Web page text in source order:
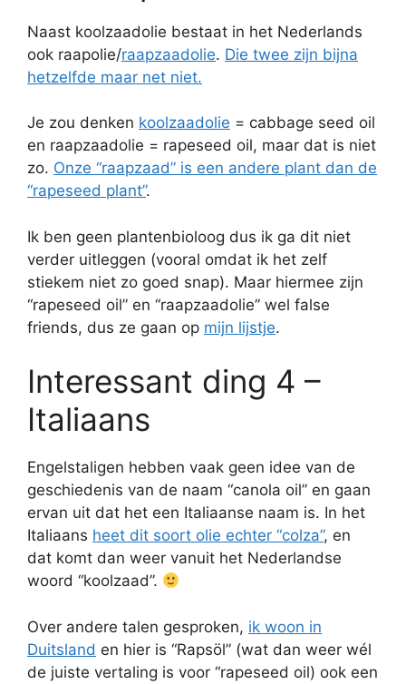
Naast koolzaadolie bestaat in het Nederlands
ook raapolie/raapzaadolie. Die twee zijn bijna
hetzelfde maar net niet.
Je zou denken koolzaadolie = cabbage seed oil
en raapzaadolie = rapeseed oil, maar dat is niet
zo. Onze “raapzaad” is een andere plant dan de
“rapeseed plant”.
Ik ben geen plantenbioloog dus ik ga dit niet
verder uitleggen (vooral omdat ik het zelf
stiekem niet zo goed snap). Maar hiermee zijn
“rapeseed oil” en “raapzaadolie” wel false
friends, dus ze gaan op mijn lijstje.
Interessant ding 4 –
Italiaans
Engelstaligen hebben vaak geen idee van de
geschiedenis van de naam “canola oil” en gaan
ervan uit dat het een Italiaanse naam is. In het
Italiaans heet dit soort olie echter “colza”, en
dat komt dan weer vanuit het Nederlandse
woord “koolzaad”.
Over andere talen gesproken, ik woon in
Duitsland en hier is “Rapsöl” (wat dan weer wél
de juiste vertaling is voor “rapeseed oil) ook een